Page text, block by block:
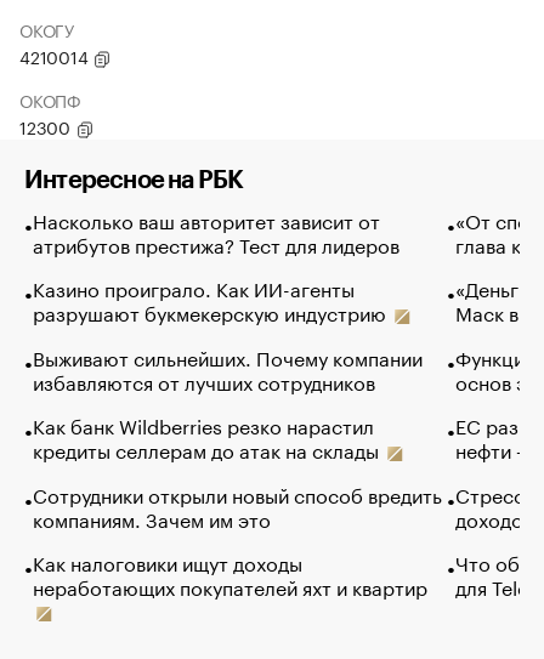
ОКОГУ
4210014
ОКОПФ
12300
Интересное на РБК
Насколько ваш авторитет зависит от
атрибутов престижа? Тест для лидеров
Казино проиграло. Как ИИ-агенты
разрушают букмекерскую индустрию
Выживают сильнейших. Почему компании
избавляются от лучших сотрудников
Как банк Wildberries резко нарастил
кредиты селлерам до атак на склады
Сотрудники открыли новый способ вредить
компаниям. Зачем им это
Как налоговики ищут доходы
неработающих покупателей яхт и квартир
«От
глава
«Деньги
Маск в
Функции
основ
ЕС
нефти —
Стресс
доходов
Что
для